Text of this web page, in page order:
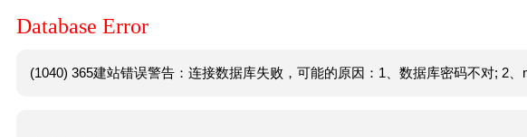
Database Error
(1040) 365建站错误警告：连接数据库失败，可能的原因：1、数据库密码不对; 2、